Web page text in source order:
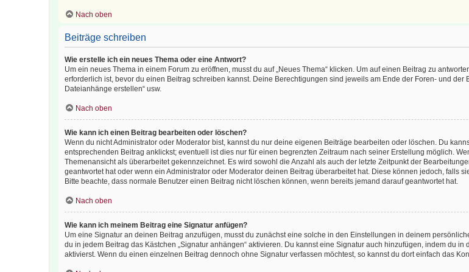
Nach oben
Beiträge schreiben
Wie erstelle ich ein neues Thema oder eine Antwort?
Um ein neues Thema in einem Forum zu eröffnen, musst du auf „Neues Thema“ klicken. Um auf einen Beitrag zu
erforderlich ist, bevor du einen Beitrag schreiben kannst. Deine Berechtigungen sind jeweils am Ende der Foren- und der
Dateianhänge erstellen“ usw.
Nach oben
Wie kann ich einen Beitrag bearbeiten oder löschen?
Wenn du nicht Administrator oder Moderator bist, kannst du nur deine eigenen Beiträge bearbeiten oder löschen. Du
entsprechenden Beitrag anklickst; eventuell ist dies nur für einen begrenzten Zeitraum nach seiner Erstellung möglich.
Themenansicht als überarbeitet gekennzeichnet. Es wird sowohl die Anzahl als auch der letzte Zeitpunkt der
geantwortet hat oder wenn ein Administrator oder Moderator deinen Beitrag überarbeitet hat. Diese können jedoch, falls
Bitte beachte, dass normale Benutzer einen Beitrag nicht löschen können, wenn bereits jemand darauf geantwortet hat.
Nach oben
Wie kann ich meinem Beitrag eine Signatur anfügen?
Um eine Signatur an deinen Beitrag anzufügen, musst du zunächst eine solche in den Einstellungen in deinem
du in jedem Beitrag das Kästchen „Signatur anhängen“ aktivieren. Du kannst eine Signatur auch hinzufügen, indem du
aktivierst. Wenn du einen einzelnen Beitrag dennoch ohne Signatur verfassen möchtest, so kannst du dort einfach das